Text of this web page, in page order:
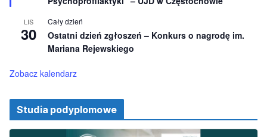
n
o
n
e
LIS
30
Cały dzień
Ostatni dzień zgłoszeń – Konkurs o nagrodę im.
Mariana Rejewskiego
Zobacz kalendarz
Studia podyplomowe